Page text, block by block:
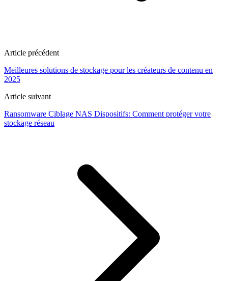
Article précédent
Meilleures solutions de stockage pour les créateurs de contenu en
2025
Article suivant
Ransomware Ciblage NAS Dispositifs: Comment protéger votre
stockage réseau